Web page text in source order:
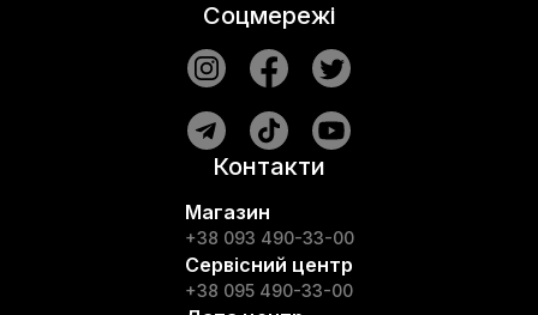
Соцмережі
Контакти
Магазин
+38 093 490-33-00
Сервісний центр
+38 095 490-33-00